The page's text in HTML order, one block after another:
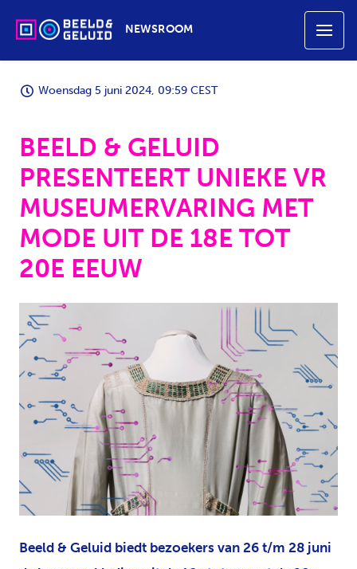
NEWSROOM
Woensdag 5 juni 2024, 09:59 CEST
BEELD & GELUID
PRESENTEERT UNIEKE VR
MUSEUMERVARING MET
MODE UIT DE 18E TOT
20E EEUW
Beeld & Geluid biedt bezoekers van 26 t/m 28 juni